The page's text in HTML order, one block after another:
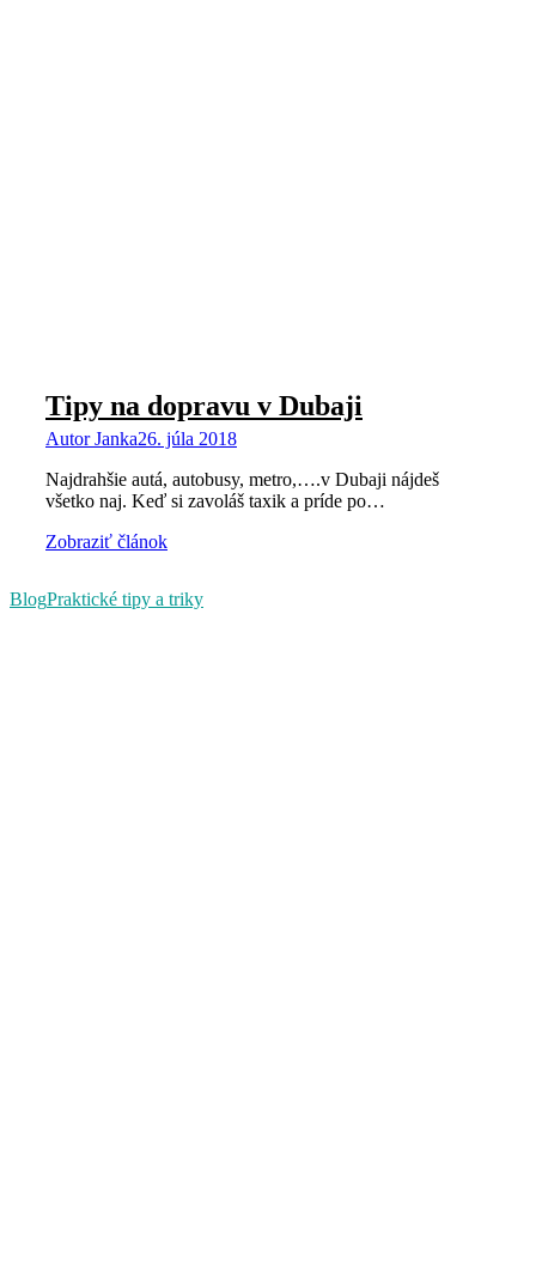
Tipy na dopravu v Dubaji
AutorJanka26. júla 2018
Najdrahšie autá, autobusy, metro,….v Dubaji nájdeš
všetko naj. Keď si zavoláš taxik a príde po…
Zobraziť článok
BlogPraktické tipy a triky